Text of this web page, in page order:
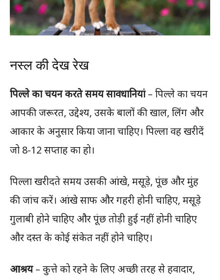
नस्ल की देख रेख
पिल्ले का चयन करते समय सावधानियां– पिल्ले का चयन
आपकी जरूरत, उद्देश्य, उसके बालों की खाल, लिंग और
आकार के अनुसार किया जाना चाहिए। पिल्ला वह खरीदें
जो 8-12 सप्ताह का हो।
पिल्ला खरीदते समय उसकी आंखे, मसूड़े, पूंछ और मुंह
की जांच करें। आंखे साफ और गहरी होनी चाहिए, मसूड़े
गुलाबी होने चाहिए और पूंछ तोड़ी हुई नहीं होनी चाहिए
और दस्त के कोई संकेत नहीं होने चाहिए।
आश्रय– कुत्ते को रहने के लिए अच्छी तरह से हवादार,